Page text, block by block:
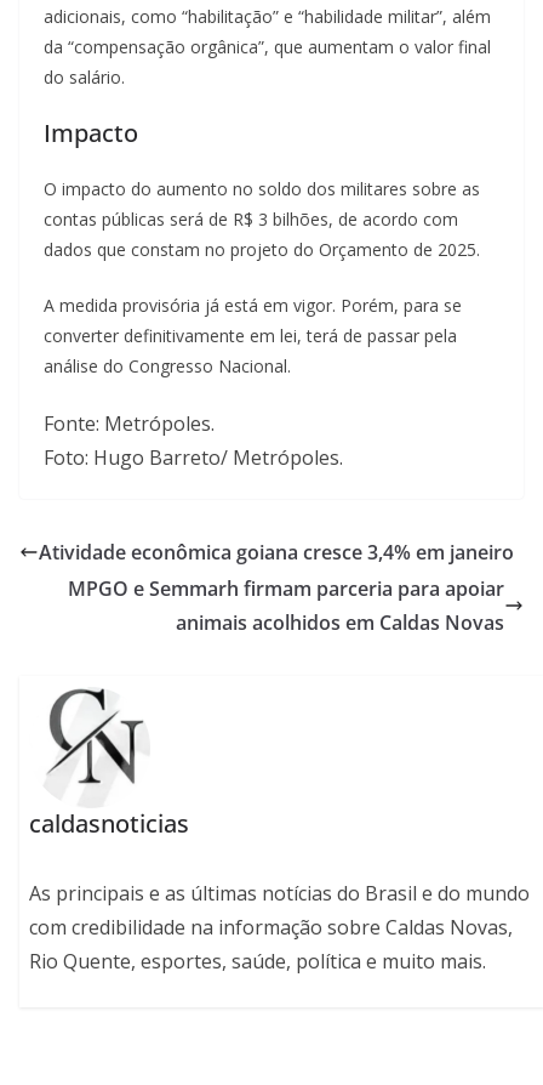
adicionais, como “habilitação” e “habilidade militar”, além
da “compensação orgânica”, que aumentam o valor final
do salário.
Impacto
O impacto do aumento no soldo dos militares sobre as
contas públicas será de R$ 3 bilhões, de acordo com
dados que constam no projeto do Orçamento de 2025.
A medida provisória já está em vigor. Porém, para se
converter definitivamente em lei, terá de passar pela
análise do Congresso Nacional.
Fonte: Metrópoles.
Foto: Hugo Barreto/ Metrópoles.
Atividade econômica goiana cresce 3,4% em janeiro
MPGO e Semmarh firmam parceria para apoiar
animais acolhidos em Caldas Novas
caldasnoticias
As principais e as últimas notícias do Brasil e do mundo
com credibilidade na informação sobre Caldas Novas,
Rio Quente, esportes, saúde, política e muito mais.